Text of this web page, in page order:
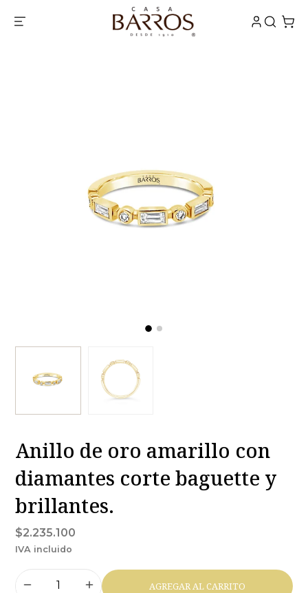
Anillo de oro amarillo con
diamantes corte baguette y
brillantes.
$2.235.100
IVA incluido
AGREGAR AL CARRITO